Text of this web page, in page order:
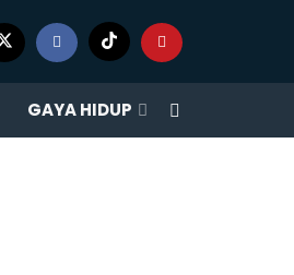
GAYA HIDUP